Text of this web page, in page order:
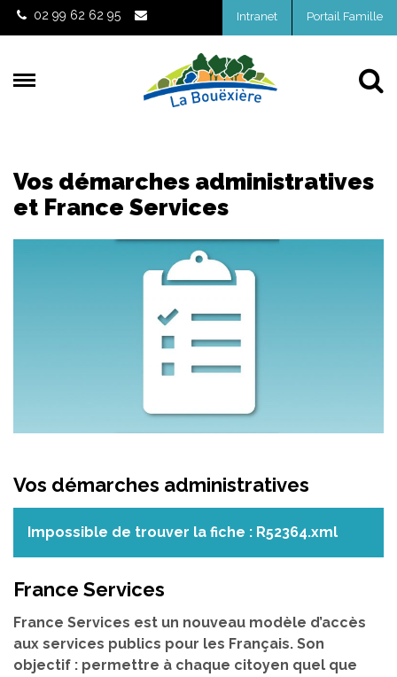
Gestion des traceurs
02 99 62 62 95 Intranet Portail Famille
Vos démarches administratives
et France Services
Vos démarches administratives
Impossible de trouver la fiche : R52364.xml
France Services
France Services est un nouveau modèle d’accès
aux services publics pour les Français. Son
objectif : permettre à chaque citoyen quel que